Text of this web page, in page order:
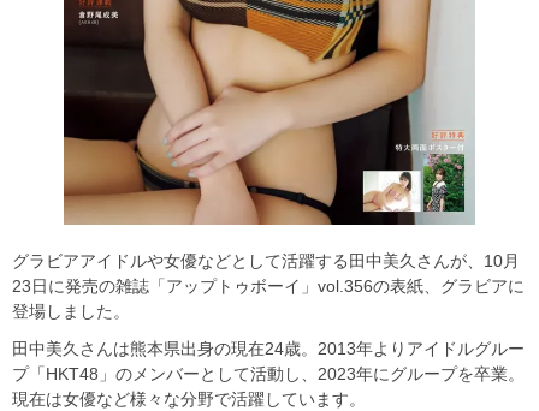
グラビアアイドルや女優などとして活躍する田中美久さんが、10月
23日に発売の雑誌「アップトゥボーイ」vol.356の表紙、グラビアに
登場しました。
田中美久さんは熊本県出身の現在24歳。2013年よりアイドルグルー
プ「HKT48」のメンバーとして活動し、2023年にグループを卒業。
現在は女優など様々な分野で活躍しています。